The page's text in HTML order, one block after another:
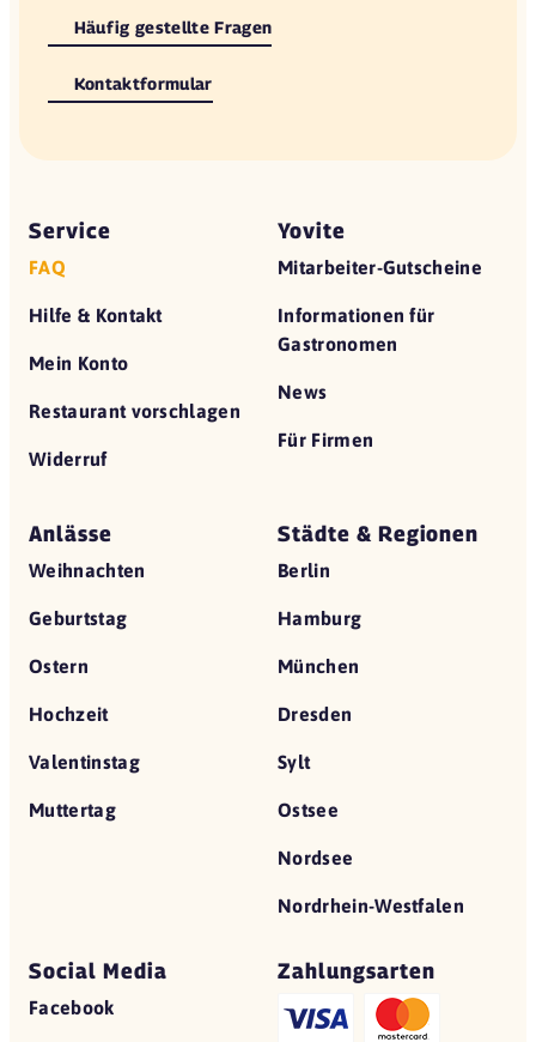
Häufig gestellte Fragen
Kontaktformular
Service
FAQ
Hilfe & Kontakt
Mein Konto
Restaurant vorschlagen
Widerruf
Yovite
Mitarbeiter-Gutscheine
Informationen für
Gastronomen
News
Für Firmen
Anlässe
Weihnachten
Geburtstag
Ostern
Hochzeit
Valentinstag
Muttertag
Städte & Regionen
Berlin
Hamburg
München
Dresden
Sylt
Ostsee
Nordsee
Nordrhein-Westfalen
Social Media
Facebook
Zahlungsarten